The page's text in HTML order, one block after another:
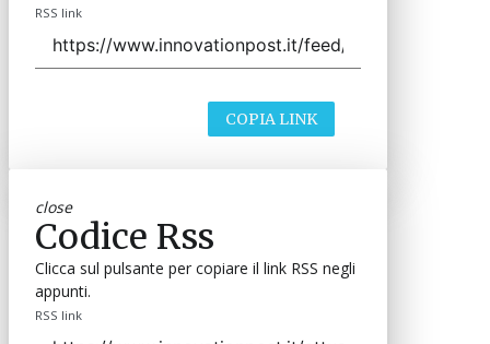
RSS link
COPIA LINK
close
Codice Rss
Clicca sul pulsante per copiare il link RSS negli
appunti.
RSS link